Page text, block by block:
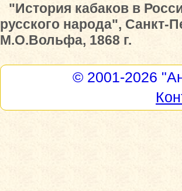
"История кабаков в
русского народа", Санкт-
М.О.Вольфа, 1868 г.
© 2001-2026